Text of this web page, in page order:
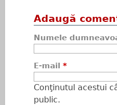
Adaugă
Numele
E-mail *
Conţinutul acestui
public.